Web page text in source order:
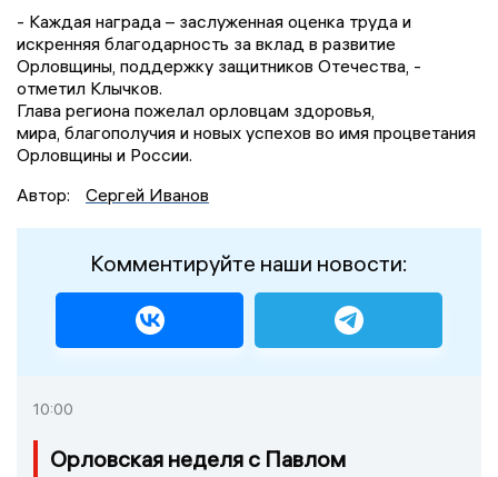
- Каждая награда – заслуженная оценка труда и
искренняя благодарность за вклад в развитие
Орловщины, поддержку защитников Отечества, -
отметил Клычков.
Глава региона пожелал орловцам здоровья,
мира, благополучия и новых успехов во имя процветания
Орловщины и России.
Автор:
Сергей Иванов
Комментируйте наши новости:
10:00
Орловская неделя с Павлом